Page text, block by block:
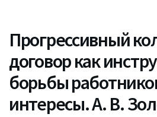
Прогрессивный
договор как
борьбы
интересы. А. В.